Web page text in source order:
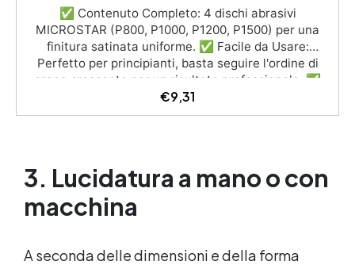
✅ Contenuto Completo: 4 dischi abrasivi
MICROSTAR (P800, P1000, P1200, P1500) per una
finitura satinata uniforme. ✅ Facile da Usare:
Perfetto per principianti, basta seguire l'ordine di
grana crescente per un risultato professionale. ✅
Preparazione Semplice: Inumidire la superficie e
risciacquare tra un passaggio e l'altro per evitare
Crea superfici lisce, opache e satinati, ideali per
oggetti in resina e materiali simili.
€9,31
3. Lucidatura a mano o con
macchina
A seconda delle dimensioni e della forma